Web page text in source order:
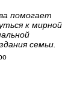
помогает
к мирной
семьи.